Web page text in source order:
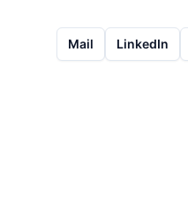
Mail LinkedIn